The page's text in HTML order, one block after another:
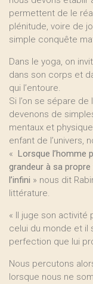
permettent de le
plénitude, voire de
simple conquête
Dans le yoga, on
dans son corps et
qui l’entoure.
Si l’on se sépare
devenons de
mentaux et
enfant de l’univers,
« Lorsque l’homme
grandeur à sa
l’infini » nous dit
littérature.
« Il juge son activité
celui du monde et il
perfection que lui
Nous percutons
lorsque nous ne